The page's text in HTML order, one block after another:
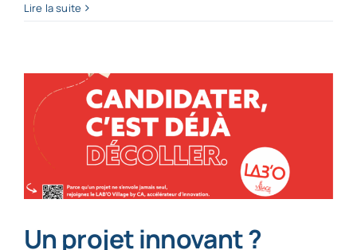
Lire la suite
Un projet innovant ?